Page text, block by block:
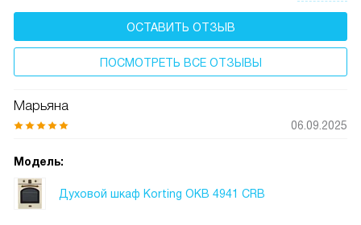
ОСТАВИТЬ ОТЗЫВ
ПОСМОТРЕТЬ ВСЕ ОТЗЫВЫ
Марьяна
06.09.2025
Модель:
Духовой шкаф Korting OKB 4941 CRB